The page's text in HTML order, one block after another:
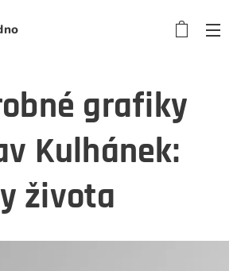
grafiky
Kulhánek:
života